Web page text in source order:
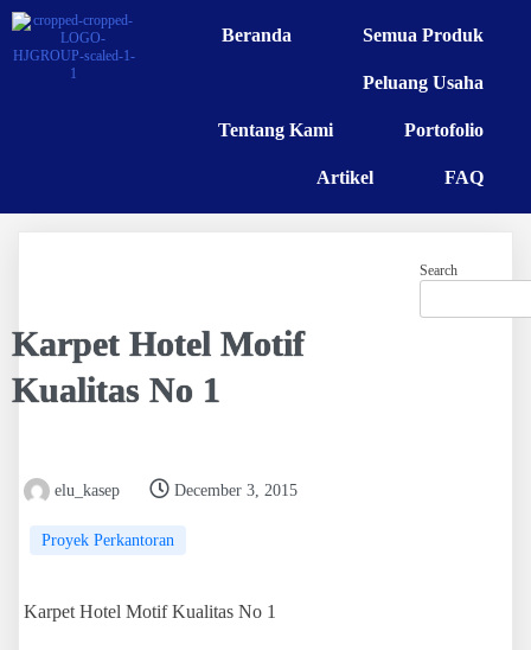
Beranda Semua Produk
Peluang Usaha
Tentang Kami Portofolio
Artikel FAQ
Karpet Hotel Motif
Kualitas No 1
elu_kasep December 3, 2015
Proyek Perkantoran
Karpet Hotel Motif Kualitas No 1
Search